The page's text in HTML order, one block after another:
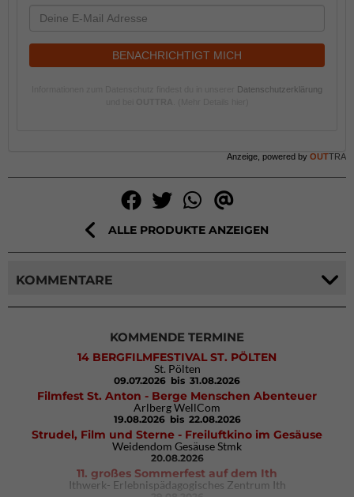
BENACHRICHTIGT MICH
Datenschutzerklärung
Anzeige, powered by OUTTRA
ALLE PRODUKTE ANZEIGEN
KOMMENTARE
KOMMENDE TERMINE
14 BERGFILMFESTIVAL ST. PÖLTEN
St. Pölten
09.07.2026 bis 31.08.2026
Filmfest St. Anton - Berge Menschen Abenteuer
Arlberg WellCom
19.08.2026 bis 22.08.2026
Strudel, Film und Sterne - Freiluftkino im Gesäuse
Weidendom Gesäuse Stmk
20.08.2026
11. großes Sommerfest auf dem Ith
Ithwerk- Erlebnispädagogisches Zentrum Ith